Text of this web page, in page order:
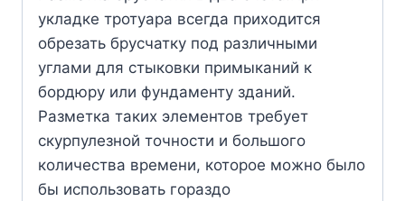
укладке тротуара всегда приходится
обрезать брусчатку под различными
углами для стыковки примыканий к
бордюру или фундаменту зданий.
Разметка таких элементов требует
скурпулезной точности и большого
количества времени, которое можно было
бы использовать гораздо